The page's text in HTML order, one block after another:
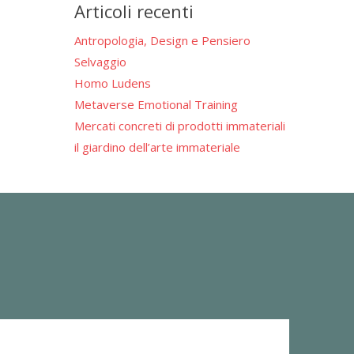
Articoli recenti
Antropologia, Design e Pensiero
Selvaggio
Homo Ludens
Metaverse Emotional Training
Mercati concreti di prodotti immateriali
il giardino dell’arte immateriale